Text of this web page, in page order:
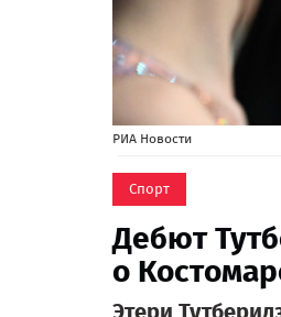
РИА Новости
Спорт
Дебют
о
Этери